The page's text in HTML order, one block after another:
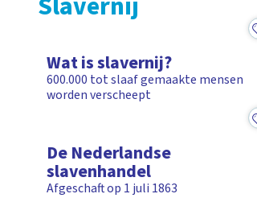
Wat is slavernij?
600.000 tot slaaf gemaakte mensen
worden verscheept
De Nederlandse
slavenhandel
Afgeschaft op 1 juli 1863